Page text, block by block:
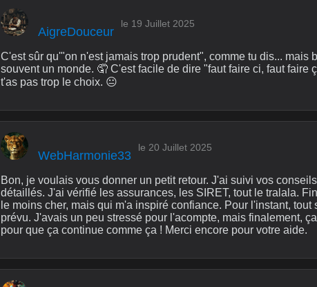
AigreDouceur
le 19 Juillet 2025
C'est sûr qu'"on n'est jamais trop prudent", comme tu dis... mais
souvent un monde. 🤦 C'est facile de dire "faut faire ci, faut faire
t'as pas trop le choix. 😐
WebHarmonie33
le 20 Juillet 2025
Bon, je voulais vous donner un petit retour. J'ai suivi vos
détaillés. J'ai vérifié les assurances, les SIRET, tout le tralala.
le moins cher, mais qui m'a inspiré confiance. Pour l'instant,
prévu. J'avais un peu stressé pour l'acompte, mais finalement,
pour que ça continue comme ça ! Merci encore pour votre aide.